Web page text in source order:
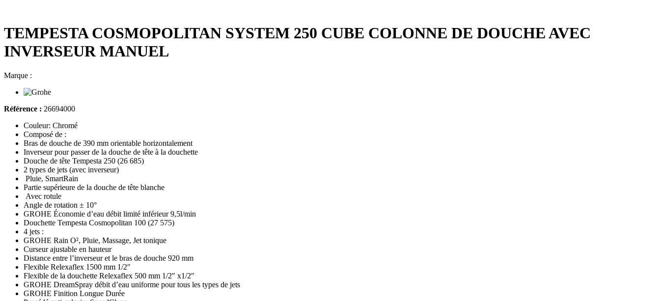
TEMPESTA COSMOPOLITAN SYSTEM 250 CUBE COLONNE DE DOUCHE AVEC
INVERSEUR MANUEL
Marque :
Référence : 26694000
Couleur: Chromé
Composé de :
Bras de douche de 390 mm orientable horizontalement
Inverseur pour passer de la douche de tête à la douchette
Douche de tête Tempesta 250 (26 685)
2 types de jets (avec inverseur)
Pluie, SmartRain
Partie supérieure de la douche de tête blanche
Avec rotule
Angle de rotation ± 10°
GROHE Économie d’eau débit limité inférieur 9,5l/min
Douchette Tempesta Cosmopolitan 100 (27 575)
4 jets :
GROHE Rain O², Pluie, Massage, Jet tonique
Curseur ajustable en hauteur
Distance entre l’inverseur et le bras de douche 920 mm
Flexible Relexaflex 1500 mm 1/2″
Flexible de la douchette Relexaflex 500 mm 1/2″ x1/2″
GROHE DreamSpray débit d’eau uniforme pour tous les types de jets
GROHE Finition Longue Durée